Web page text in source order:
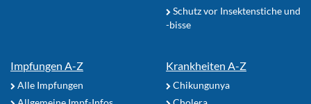
Schutz vor Insektenstiche und
-bisse
Impfungen A-Z
Alle Impfungen
Krankheiten A-Z
Chikungunya